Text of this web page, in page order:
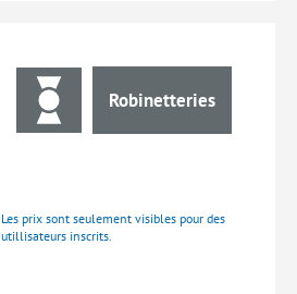
Robinetteries
Les prix sont seulement visibles pour des
utillisateurs inscrits.